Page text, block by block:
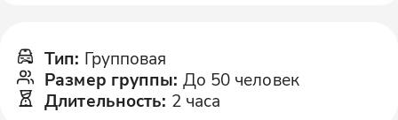
Тип: Групповая
Размер группы: До 50 человек
Длительность: 2 часа